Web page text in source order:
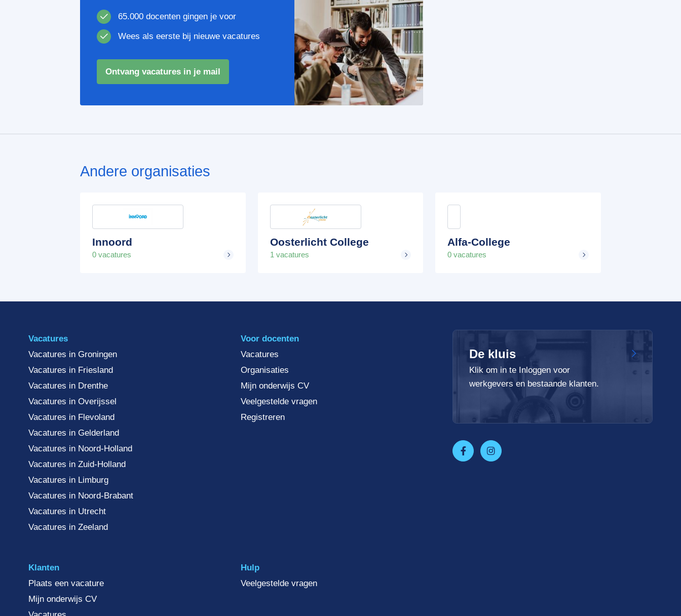
65.000 docenten gingen je voor
Wees als eerste bij nieuwe vacatures
Ontvang vacatures in je mail
Andere organisaties
Innoord
0 vacatures
Oosterlicht College
1 vacatures
Alfa-College
0 vacatures
Vacatures
Vacatures in Groningen
Vacatures in Friesland
Vacatures in Drenthe
Vacatures in Overijssel
Vacatures in Flevoland
Vacatures in Gelderland
Vacatures in Noord-Holland
Vacatures in Zuid-Holland
Vacatures in Limburg
Vacatures in Noord-Brabant
Vacatures in Utrecht
Vacatures in Zeeland
Voor docenten
Vacatures
Organisaties
Mijn onderwijs CV
Veelgestelde vragen
Registreren
Klanten
Plaats een vacature
Mijn onderwijs CV
Hulp
Veelgestelde vragen
De kluis
Klik om in te Inloggen voor
werkgevers en bestaande klanten.